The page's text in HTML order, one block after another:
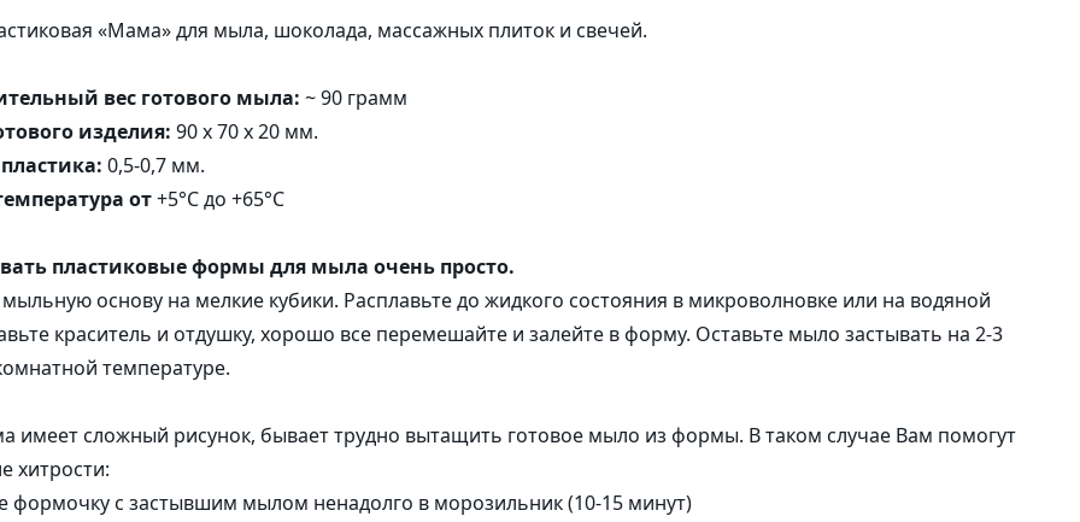
компоненты
и Гидролизаты
Наполнитель
«Мама» для мыла, шоколада, массажных плиток и свечей.
вес готового мыла: ~ 90 грамм
изделия: 90 х 70 х 20 мм.
0,5-0,7 мм.
от+5°C до +65°C
пластиковые формы для мыла очень просто.
основу на мелкие кубики. Расплавьте до жидкого состояния в микроволновке или на водяной
краситель и отдушку, хорошо все перемешайте и залейте в форму. Оставьте мыло застывать на 2-3
температуре.
имеет сложный рисунок, бывает трудно вытащить готовое мыло из формы. В таком случае Вам помогут
хитрости:
формочку с застывшим мылом ненадолго в морозильник (10-15 минут)